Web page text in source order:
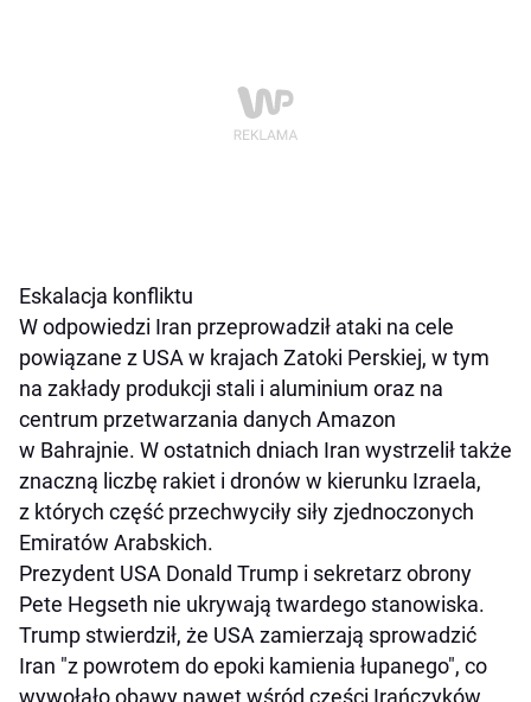
Eskalacja konfliktu
W odpowiedzi Iran przeprowadził ataki na cele
powiązane z USA w krajach Zatoki Perskiej, w tym
na zakłady produkcji stali i aluminium oraz na
centrum przetwarzania danych Amazon
w Bahrajnie. W ostatnich dniach Iran wystrzelił także
znaczną liczbę rakiet i dronów w kierunku Izraela,
z których część przechwyciły siły zjednoczonych
Emiratów Arabskich.
Prezydent USA Donald Trump i sekretarz obrony
Pete Hegseth nie ukrywają twardego stanowiska.
Trump stwierdził, że USA zamierzają sprowadzić
Iran "z powrotem do epoki kamienia łupanego", co
wywołało obawy nawet wśród części Irańczyków